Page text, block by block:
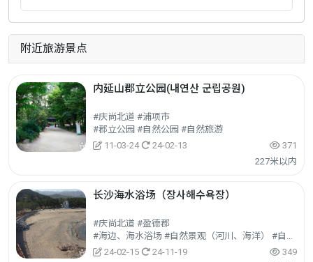
附近旅游景点
内延山郡立公园(내연산 군립공원)
#庆尚北道 #浦项市
#郡立公园 #自然公园 #自然旅游
11-03-24
24-02-13
371
227米以内
长沙海水浴场（장사해수욕장）
#庆尚北道 #盈德郡
#海边、海水浴场 #自然景观（河川、海洋） #自然旅游
24-02-15
24-11-19
349